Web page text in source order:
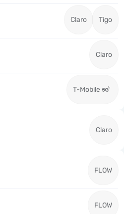
Claro Tigo
Claro
T-Mobile
Claro
FLOW
FLOW